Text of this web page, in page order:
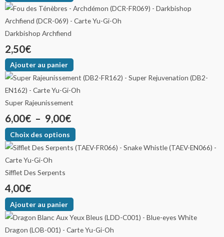
Darkbishop Archfiend
2,50€
Ajouter au panier
Super Rajeunissement
6,00€ – 9,00€
Choix des options
Sifflet Des Serpents
4,00€
Ajouter au panier